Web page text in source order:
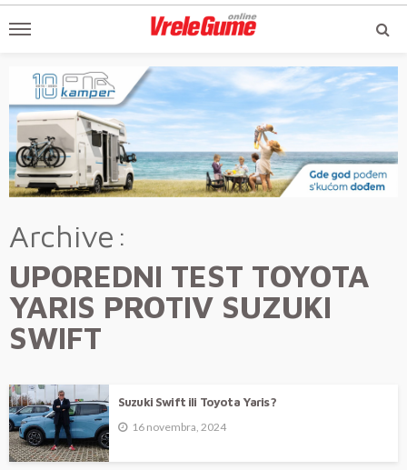
Archive
UPOREDNI TEST TOYOTA
YARIS PROTIV SUZUKI
SWIFT
Suzuki Swift ili Toyota Yaris?
16 novembra, 2024